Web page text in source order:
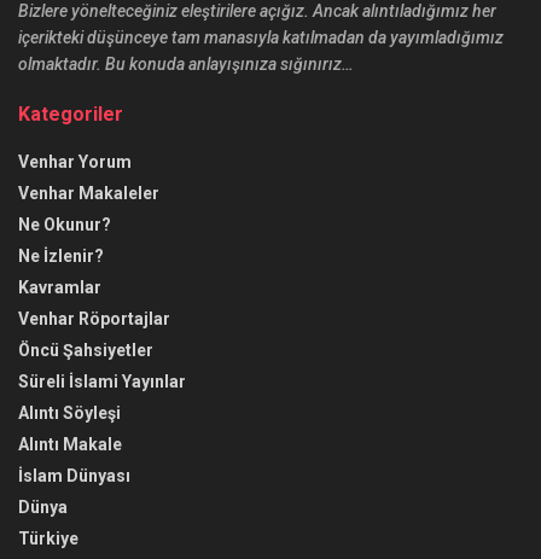
Bizlere yönelteceğiniz eleştirilere açığız. Ancak alıntıladığımız her
içerikteki düşünceye tam manasıyla katılmadan da yayımladığımız
olmaktadır. Bu konuda anlayışınıza sığınırız…
Kategoriler
Venhar Yorum
Venhar Makaleler
Ne Okunur?
Ne İzlenir?
Kavramlar
Venhar Röportajlar
Öncü Şahsiyetler
Süreli İslami Yayınlar
Alıntı Söyleşi
Alıntı Makale
İslam Dünyası
Dünya
Türkiye